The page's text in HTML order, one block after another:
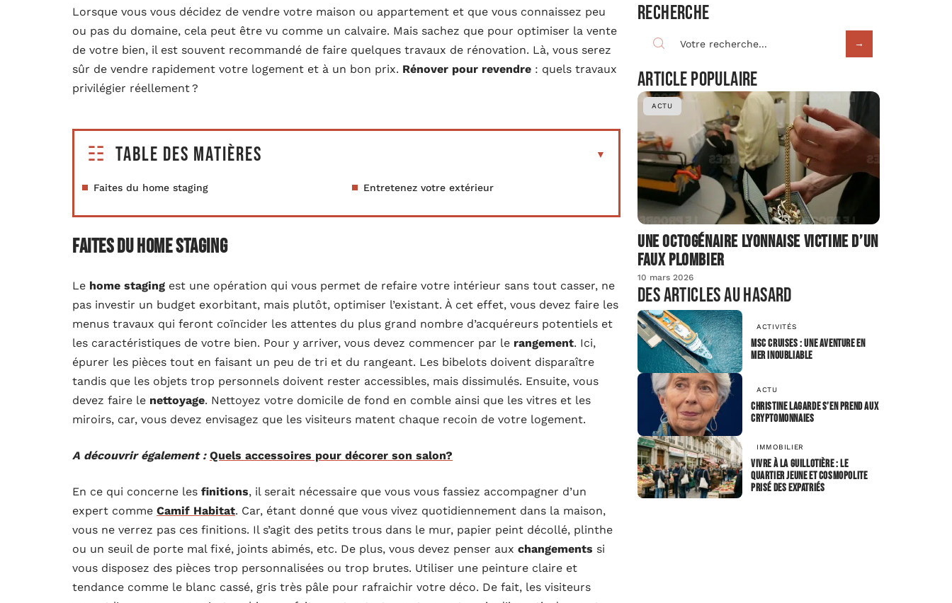
Lorsque vous vous décidez de vendre votre maison ou appartement et que vous connaissez peu
ou pas du domaine, cela peut être vu comme un calvaire. Mais sachez que pour optimiser la vente
de votre bien, il est souvent recommandé de faire quelques travaux de rénovation. Là, vous serez
sûr de vendre rapidement votre logement et à un bon prix. Rénover pour revendre : quels travaux
privilégier réellement ?
Table des matières
Faites du home staging Entretenez votre extérieur
Faites du home staging
Le home staging est une opération qui vous permet de refaire votre intérieur sans tout casser, ne
pas investir un budget exorbitant, mais plutôt, optimiser l’existant. À cet effet, vous devez faire les
menus travaux qui feront coïncider les attentes du plus grand nombre d’acquéreurs potentiels et
les caractéristiques de votre bien. Pour y arriver, vous devez commencer par le rangement. Ici,
épurer les pièces tout en faisant un peu de tri et du rangeant. Les bibelots doivent disparaître
tandis que les objets trop personnels doivent rester accessibles, mais dissimulés. Ensuite, vous
devez faire le nettoyage. Nettoyez votre domicile de fond en comble ainsi que les vitres et les
miroirs, car, vous devez envisagez que les visiteurs matent chaque recoin de votre logement.
A découvrir également : Quels accessoires pour décorer son salon?
En ce qui concerne les finitions, il serait nécessaire que vous vous fassiez accompagner d’un
expert comme Camif Habitat. Car, étant donné que vous vivez quotidiennement dans la maison,
vous ne verrez pas ces finitions. Il s’agit des petits trous dans le mur, papier peint décollé, plinthe
ou un seuil de porte mal fixé, joints abimés, etc. De plus, vous devez penser aux changements si
vous disposez des pièces trop personnalisées ou trop brutes. Utiliser une peinture claire et
tendance comme le blanc cassé, gris très pâle pour rafraichir votre déco. De fait, les visiteurs
Recherche
Article populaire
ACTU
Une octogénaire lyonnaise victime d’un
faux plombier
10 mars 2026
Des articles au hasard
ACTIVITÉS
MSC Cruises : une aventure en
mer inoubliable
ACTU
Christine Lagarde s’en prend aux
cryptomonnaies
IMMOBILIER
Vivre à la Guillotière : le
quartier jeune et cosmopolite
prisé des expatriés